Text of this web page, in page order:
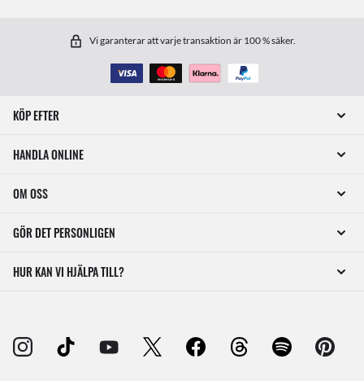
Vi garanterar att varje transaktion är 100 % säker.
KÖP EFTER
HANDLA ONLINE
OM OSS
GÖR DET PERSONLIGEN
HUR KAN VI HJÄLPA TILL?